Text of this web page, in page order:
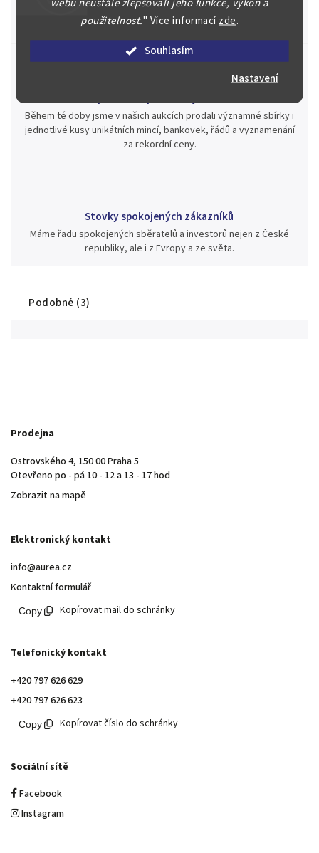
použitelnost." Více informacízde.
Souhlasím
Nastavení
Posoudíme kvalitu a pravost Vašeho materiálu, prodáme v naší
aukci nebo Vám poradíme kam investovat.
Během té doby jsme v našich aukcích prodali významné sbírky i
jednotlivé kusy unikátních mincí, bankovek, řádů a vyznamenání
za rekordní ceny.
Stovky spokojených zákazníků
Máme řadu spokojených sběratelů a investorů nejen z České
republiky, ale i z Evropy a ze světa.
Podobné (3)
Prodejna
Ostrovského 4, 150 00 Praha 5
Otevřeno po - pá 10 - 12 a 13 - 17 hod
Zobrazit na mapě
Elektronický kontakt
info@aurea.cz
Kontaktní formulář
Kopírovat mail do schránky
Telefonický kontakt
+420 797 626 629
+420 797 626 623
Kopírovat číslo do schránky
Sociální sítě
Facebook
Instagram